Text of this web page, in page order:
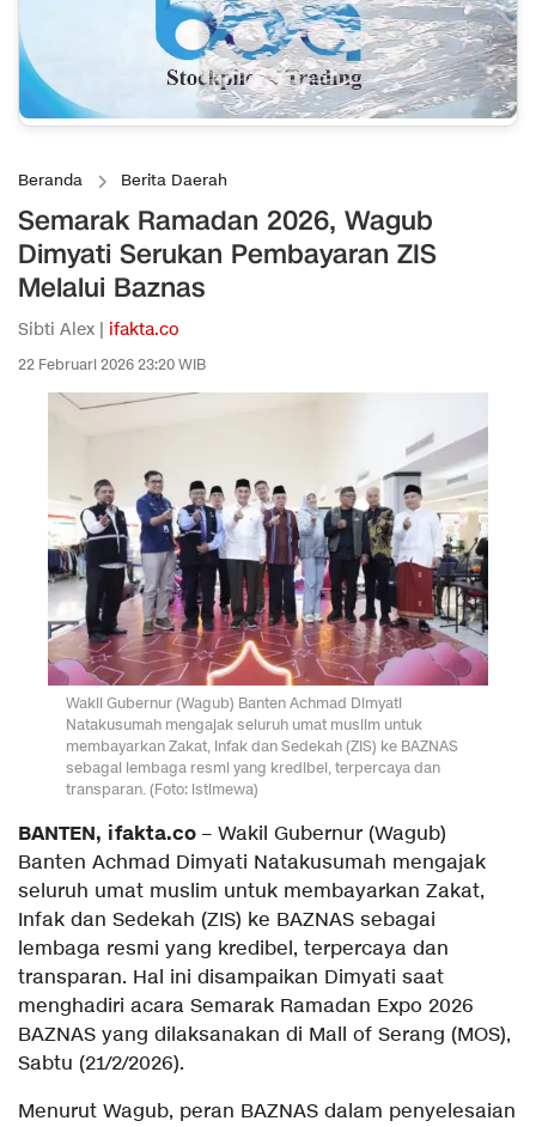
Beranda Berita Daerah
Semarak Ramadan 2026, Wagub
Dimyati Serukan Pembayaran ZIS
Melalui Baznas
Sibti Alex | ifakta.co
22 Februari 2026 23:20 WIB
Wakil Gubernur (Wagub) Banten Achmad Dimyati
Natakusumah mengajak seluruh umat muslim untuk
membayarkan Zakat, Infak dan Sedekah (ZIS) ke BAZNAS
sebagai lembaga resmi yang kredibel, terpercaya dan
transparan. (Foto: istimewa)
BANTEN, ifakta.co – Wakil Gubernur (Wagub)
Banten Achmad Dimyati Natakusumah mengajak
seluruh umat muslim untuk membayarkan Zakat,
Infak dan Sedekah (ZIS) ke BAZNAS sebagai
lembaga resmi yang kredibel, terpercaya dan
transparan. Hal ini disampaikan Dimyati saat
menghadiri acara Semarak Ramadan Expo 2026
BAZNAS yang dilaksanakan di Mall of Serang (MOS),
Sabtu (21/2/2026).
Menurut Wagub, peran BAZNAS dalam penyelesaian